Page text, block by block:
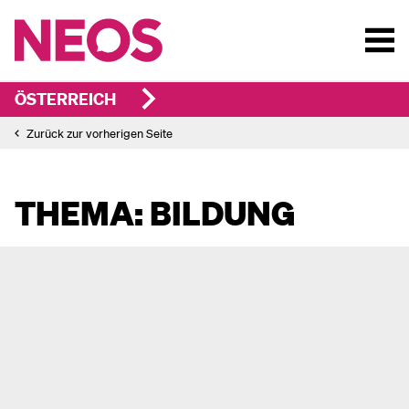
ÖSTERREICH
Zurück zur vorherigen Seite
THEMA: BILDUNG